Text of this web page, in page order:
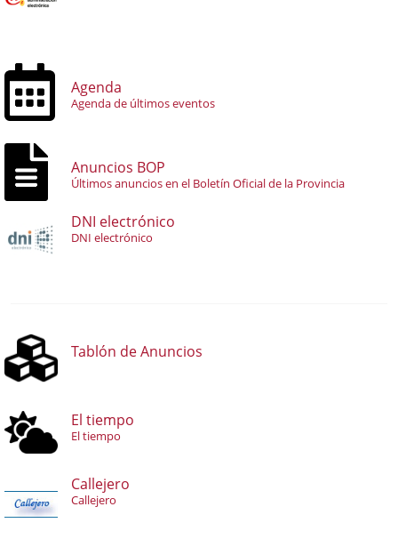
Agenda
Agenda de últimos eventos
Anuncios BOP
Últimos anuncios en el Boletín Oficial de la Provincia
DNI electrónico
DNI electrónico
Tablón de Anuncios
El tiempo
El tiempo
Callejero
Callejero